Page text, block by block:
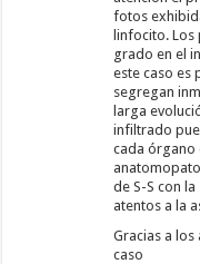
fotos
linfocito.
grado en el
este caso es
segregan
larga
infiltrado
cada órgano
de S-S con
atentos a la
Gracias a
caso